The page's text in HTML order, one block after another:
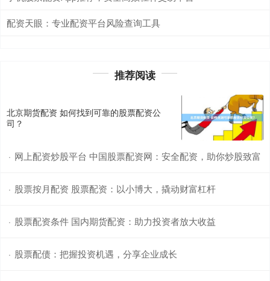
配资天眼：专业配资平台风险查询工具
推荐阅读
北京期货配资 如何找到可靠的股票配资公
司？
· 网上配资炒股平台 中国股票配资网：安全配资，助你炒股致富
· 股票按月配资 股票配资：以小博大，撬动财富杠杆
· 股票配资条件 国内期货配资：助力投资者放大收益
· 股票配债：把握投资机遇，分享企业成长